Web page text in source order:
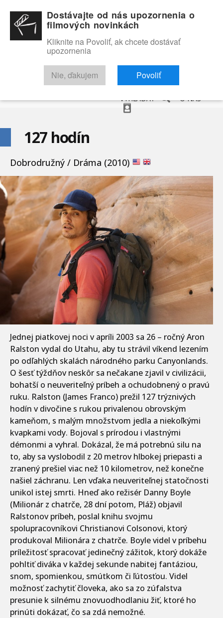
RECENZIE TRAILERY FILMOVÁ DATABÁZA
VYHĽADAŤ O NÁS
127 hodín
Dobrodružný / Dráma (2010)
Jednej piatkovej noci v apríli 2003 sa 26 – ročný Aron
Ralston vydal do Utahu, aby tu strávil víkend lezením
po odľahlých skalách národného parku Canyonlands.
O šesť týždňov neskôr sa nečakane zjavil v civilizácii,
bohatší o neuveriteľný príbeh a ochudobnený o pravú
ruku. Ralston (James Franco) prežil 127 trýznivých
hodín v divočine s rukou privalenou obrovským
kameňom, s malým množstvom jedla a niekoľkými
kvapkami vody. Bojoval s prírodou i vlastnými
démonmi a vyhral. Dokázal, že má potrebnú silu na
to, aby sa vyslobodil z 20 metrov hlbokej priepasti a
zranený prešiel viac než 10 kilometrov, než konečne
našiel záchranu. Len vďaka neuveriteľnej statočnosti
unikol istej smrti. Hneď ako režisér Danny Boyle
(Milionár z chatrče, 28 dní potom, Pláž) objavil
Ralstonov príbeh, poslal knihu svojmu
spolupracovníkovi Christianovi Colsonovi, ktorý
produkoval Milionára z chatrče. Boyle videl v príbehu
príležitosť spracovať jedinečný zážitok, ktorý dokáže
pohltiť diváka v každej sekunde nabitej fantáziou,
snom, spomienkou, smútkom či ľútosťou. Videl
možnosť zachytiť človeka, ako sa zo zúfalstva
presunie k silnému znovuodhodlaniu žiť, ktoré ho
prinúti dokázať, čo sa zdá nemožné.
Dostávajte od nás upozornenia o
filmových novinkách
Kliknite na Povoliť, ak chcete dostávať
upozornenia
Nie, ďakujem Povoliť